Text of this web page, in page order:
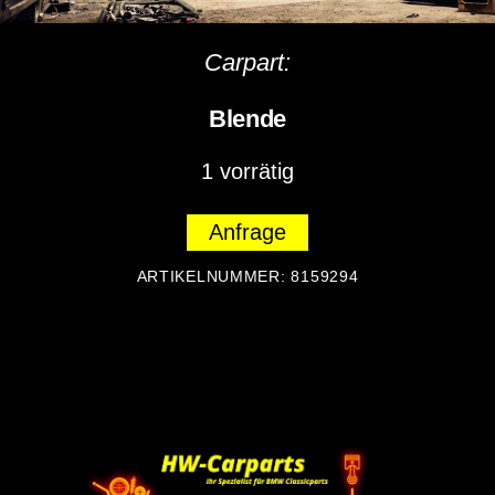
Carpart:
Blende
1 vorrätig
Anfrage
ARTIKELNUMMER:8159294